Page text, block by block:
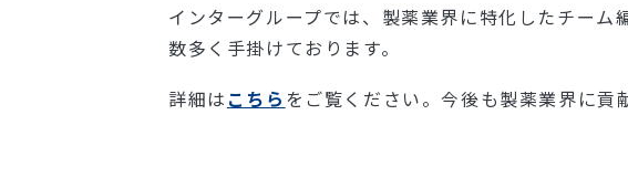
インターグループでは、製薬業界に特化したチー
数多く手掛けております。
詳細は こちら をご覧ください。今後も製薬業界に貢